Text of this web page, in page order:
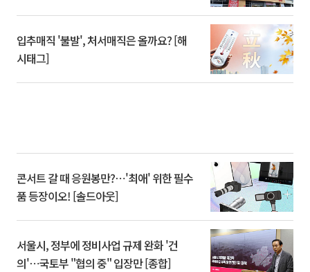
입추매직 '불발', 처서매직은 올까요? [해
시태그]
콘서트 갈 때 응원봉만?⋯'최애' 위한 필수
품 등장이오! [솔드아웃]
서울시, 정부에 정비사업 규제 완화 '건
의'⋯국토부 "협의 중" 입장만 [종합]